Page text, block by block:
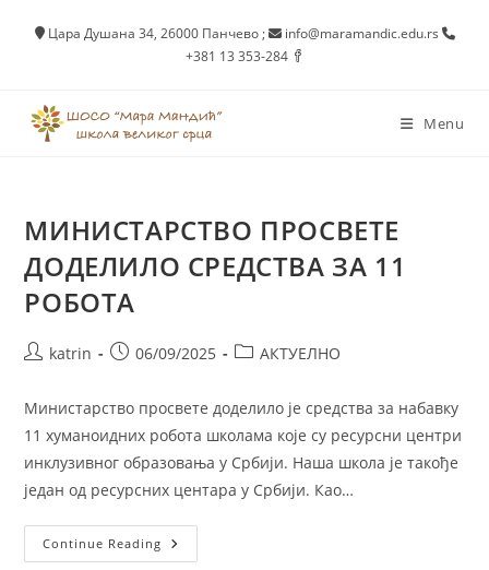
Цара Душана 34, 26000 Панчево;
info@maramandic.edu.rs
+381 13 353-284
Menu
МИНИСТАРСТВО ПРОСВЕТЕ
ДОДЕЛИЛО СРЕДСТВА ЗА 11
РОБОТА
Postkatrin
Post06/09/2025
PostАКТУЕЛНО
Министарство просвете доделило је средства за набавку
11 хуманоидних робота школама које су ресурсни центри
инклузивног образовања у Србији. Наша школа је такође
један од ресурсних центара у Србији. Као…
Continue Reading МИНИСТАРСТВО
ПРОСВЕТЕ